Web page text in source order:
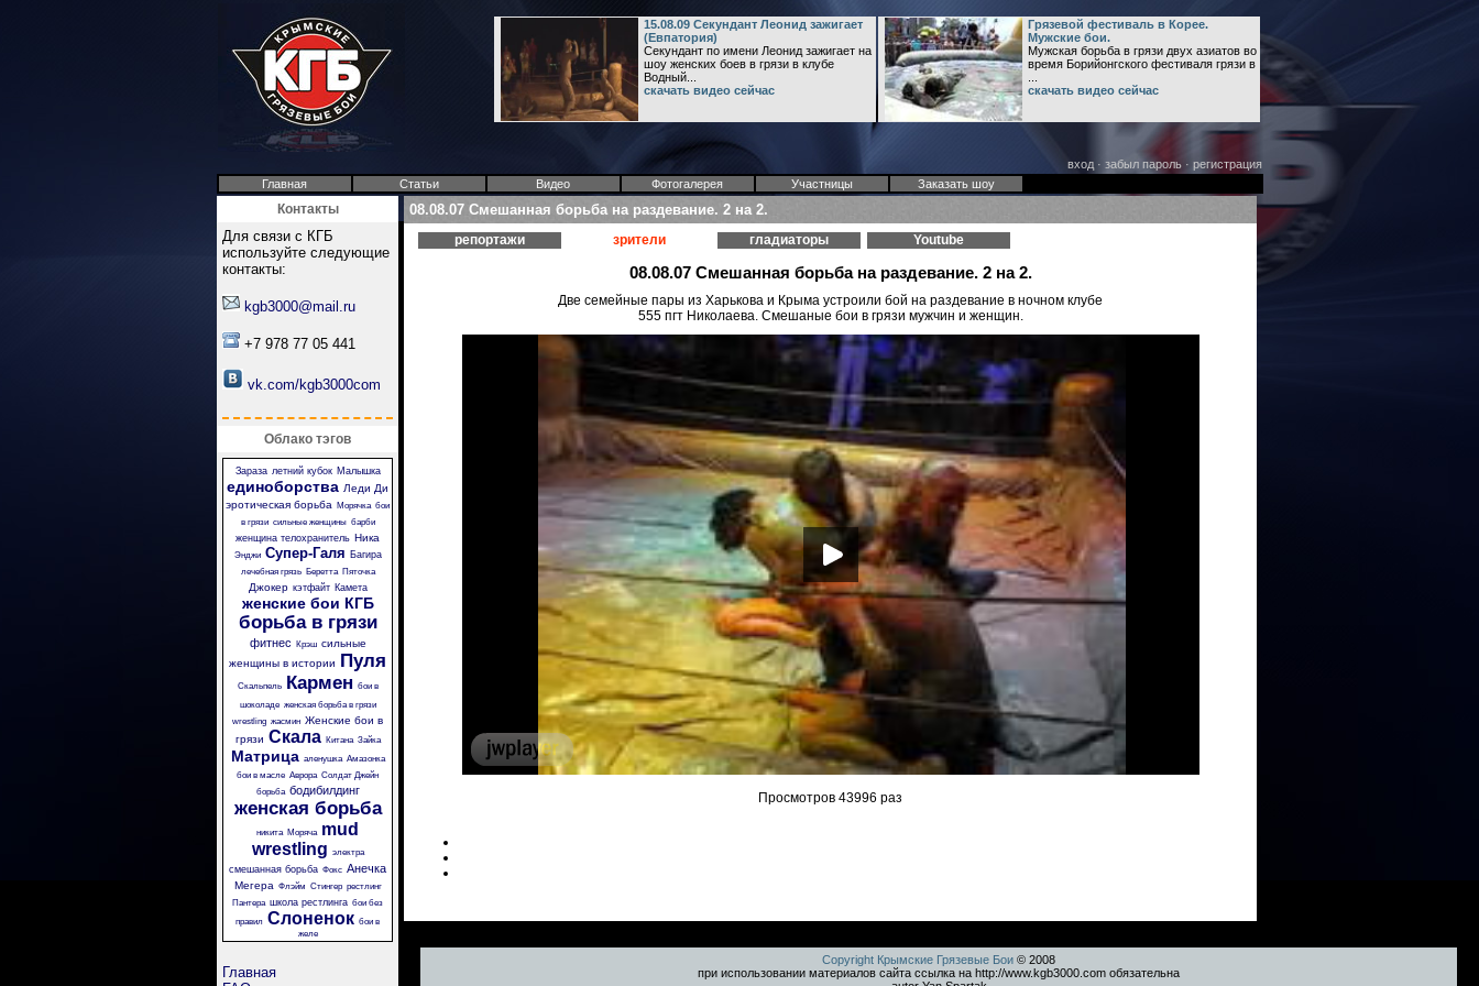
15.08.09 Секундант Леонид зажигает
(Евпатория)
Секундант по имени Леонид зажигает на
шоу женских боев в грязи в клубе
Водный...
скачать видео сейчас
Грязевой фестиваль в Корее.
Мужские бои.
Мужская борьба в грязи двух азиатов во
время Борийонгского фестиваля грязи в
скачать видео сейчас
вход· забыл пароль· регистрация
Главная
Статьи Видео Фотогалерея Участницы Заказать шоу
Контакты
Для связи с КГБ
используйте следующие
контакты:
kgb3000@mail.ru
+7 978 77 05 441
vk.com/kgb3000com
Облако тэгов
Зараза летний кубок Малышка
единоборства Леди Ди
эротическая борьба
Морячка бои
в грязи сильные женщины барби
женщина телохранитель Ника
Энджи Супер-Галя Багира
лечебная грязь Беретта Пяточка
Джокер кэтфайт Камета
женские бои КГБ
борьба в грязи
фитнес Крэш сильные
женщины в истории Пуля
Скальпель Кармен бои в
шоколаде женская борьба в грязи
wrestling жасмин Женские бои в
грязи Скала Китана Зайка
Матрица аленушка Амазонка
бои в масле Аврора Солдат Джейн
борьба бодибилдинг
женская борьба
никита Моряча mud
wrestling электра
смешанная борьба Фокс Анечка
Мегера Флэйм Стингер рестлинг
Пантера школа рестлинга бои без
правил Слоненок бои в
желе
Главная
08.08.07 Смешанная борьба на раздевание. 2 на 2.
репортажи зрители гладиаторы Youtube
08.08.07 Смешанная борьба на раздевание. 2 на 2.
Две семейные пары из Харькова и Крыма устроили бой на раздевание в ночном клубе
555 пгт Николаева. Смешаные бои в грязи мужчин и женщин.
Просмотров 43996 раз
Copyright Крымские Грязевые Бои © 2008
при использовании материалов сайта ссылка на http://www.kgb3000.com обязательна